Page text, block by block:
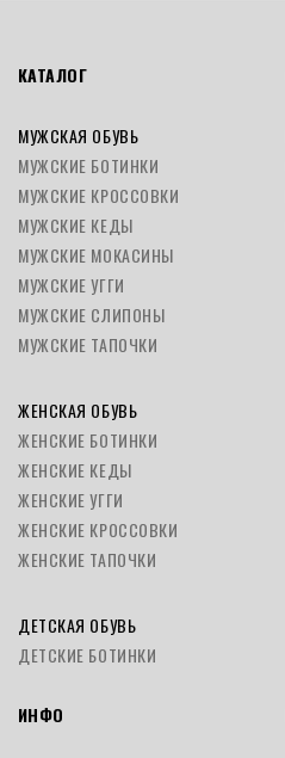
КАТАЛОГ
МУЖСКАЯ ОБУВЬ
МУЖСКИЕ БОТИНКИ
МУЖСКИЕ КРОССОВКИ
МУЖСКИЕ КЕДЫ
МУЖСКИЕ МОКАСИНЫ
МУЖСКИЕ УГГИ
МУЖСКИЕ СЛИПОНЫ
МУЖСКИЕ ТАПОЧКИ
ЖЕНСКАЯ ОБУВЬ
ЖЕНСКИЕ БОТИНКИ
ЖЕНСКИЕ КЕДЫ
ЖЕНСКИЕ УГГИ
ЖЕНСКИЕ КРОССОВКИ
ЖЕНСКИЕ ТАПОЧКИ
ДЕТСКАЯ ОБУВЬ
ДЕТСКИЕ БОТИНКИ
ИНФО